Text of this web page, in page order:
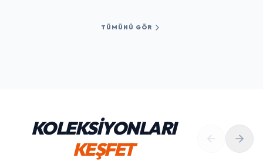
TÜMÜNÜ GÖR
KOLEKSİYONLARI
KEŞFET